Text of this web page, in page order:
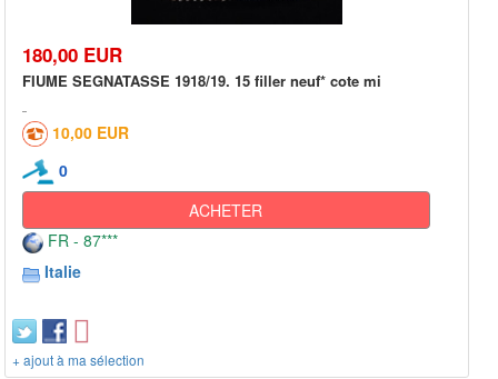
180,00 EUR
FIUME SEGNATASSE 1918/19. 15 filler neuf* cote mi
10,00 EUR
0
ACHETER
FR - 87***
Italie
+ ajout à ma sélection